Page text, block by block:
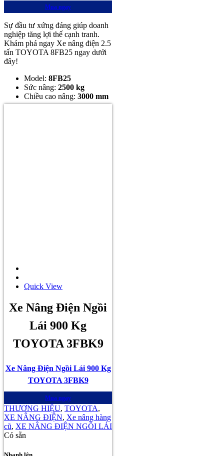
Mua ngay
Sự đầu tư xứng đáng giúp doanh
nghiệp tăng lợi thế cạnh tranh.
Khám phá ngay Xe nâng điện 2.5
tấn TOYOTA 8FB25 ngay dưới
đây!
Model: 8FB25
Sức nâng: 2500 kg
Chiều cao nâng: 3000 mm
Quick View
Xe Nâng Điện Ngồi
Lái 900 Kg
TOYOTA 3FBK9
Xe Nâng Điện Ngồi Lái 900 Kg
TOYOTA 3FBK9
Mua ngay
THƯƠNG HIỆU, TOYOTA,
XE NÂNG ĐIỆN, Xe nâng hàng
cũ, XE NÂNG ĐIỆN NGỒI LÁI
Có sẵn